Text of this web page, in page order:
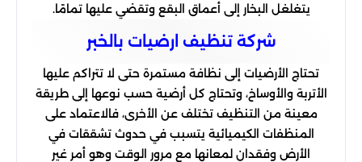
يتغلغل البخار إلى أعماق البقع وتقضي عليها تمامًا.
شركة تنظیف ارضیات بالخبر
تحتاج الأرضيات إلى نظافة مستمرة حتى لا تتراكم عليها
الأتربة والأوساخ، وتحتاج كل أرضية حسب نوعها إلى طريقة
معينة من التنظيف تختلف عن الأخرى، فالاعتماد على
المنظفات الكيميائية يتسبب في حدوث تشققات في
الأرض وفقدان لمعانها مع مرور الوقت وهو أمر غير